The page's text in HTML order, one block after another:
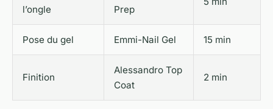
l’ongle Prep
Pose du gel Emmi-Nail Gel 15 min
Finition
Alessandro Top
Coat
2 min